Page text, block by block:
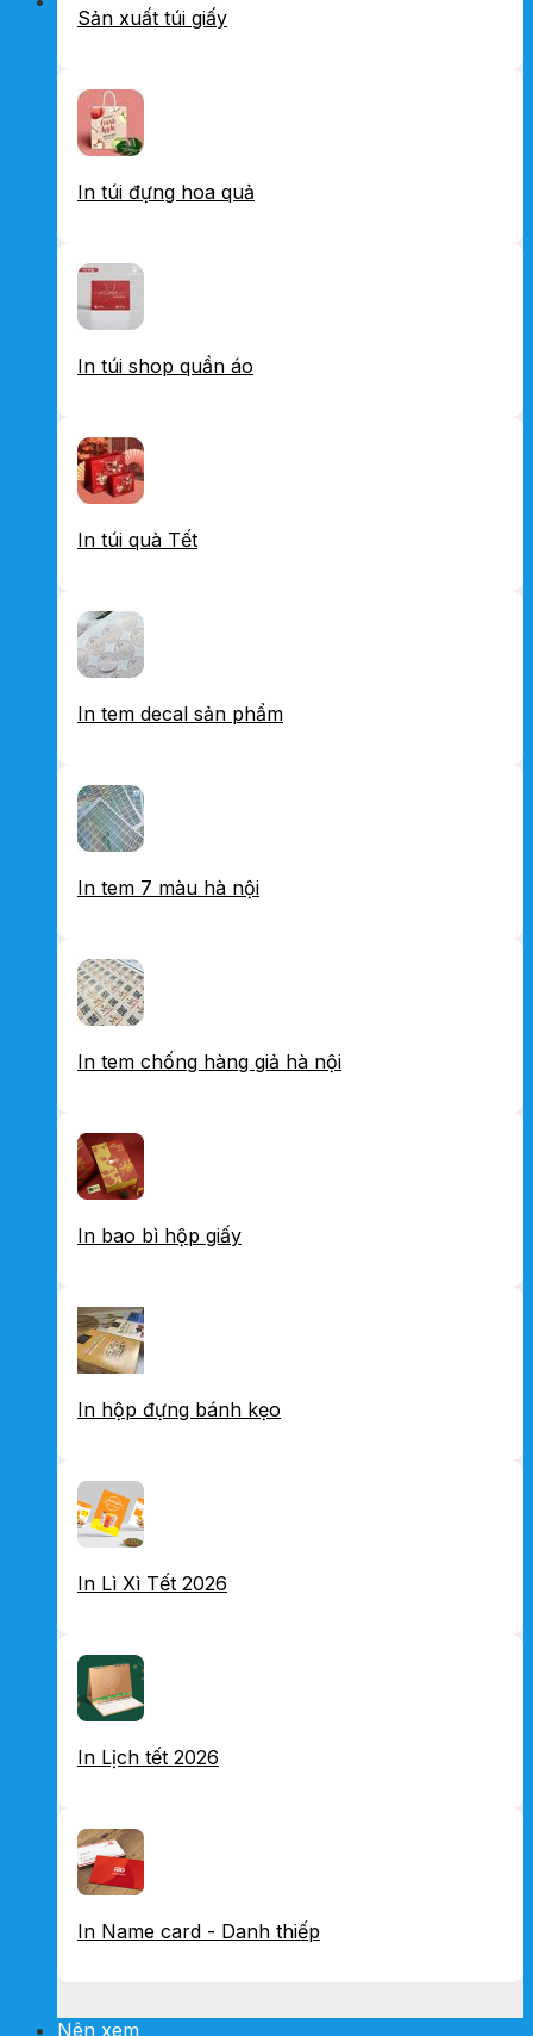
Sản xuất túi giấy
In túi đựng hoa quả
In túi shop quần áo
In túi quà Tết
In tem decal sản phẩm
In tem 7 màu hà nội
In tem chống hàng giả hà nội
In bao bì hộp giấy
In hộp đựng bánh kẹo
In Lì Xì Tết 2026
In Lịch tết 2026
In Name card - Danh thiếp
Nên xem